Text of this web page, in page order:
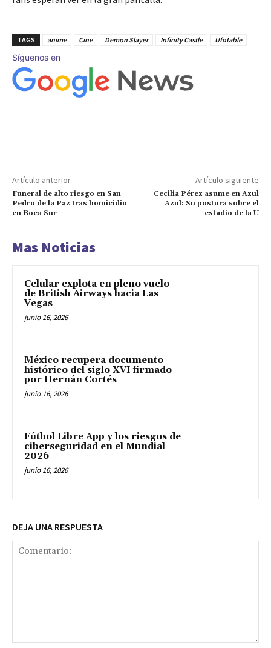
TAGS anime Cine Demon Slayer Infinity Castle Ufotable
Síguenos en
Artículo anterior
Funeral de alto riesgo en San
Pedro de la Paz tras homicidio
en Boca Sur
Artículo siguiente
Cecilia Pérez asume en Azul
Azul: Su postura sobre el
estadio de la U
Mas Noticias
Celular explota en pleno vuelo
de British Airways hacia Las
Vegas
junio 16, 2026
México recupera documento
histórico del siglo XVI firmado
por Hernán Cortés
junio 16, 2026
Fútbol Libre App y los riesgos de
ciberseguridad en el Mundial
2026
junio 16, 2026
DEJA UNA RESPUESTA